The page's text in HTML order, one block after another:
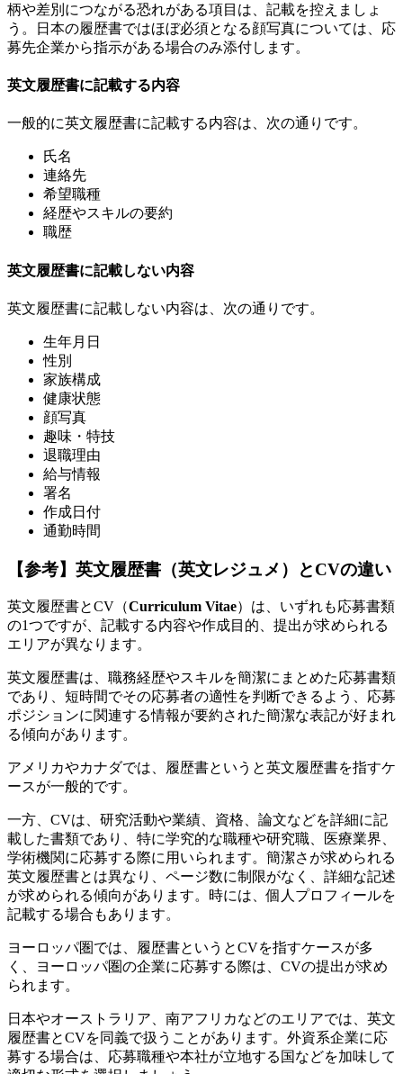
柄や差別につながる恐れがある項目は、記載を控えましょ
う。日本の履歴書ではほぼ必須となる顔写真については、応
募先企業から指示がある場合のみ添付します。
英文履歴書に記載する内容
一般的に英文履歴書に記載する内容は、次の通りです。
氏名
連絡先
希望職種
経歴やスキルの要約
職歴
英文履歴書に記載しない内容
英文履歴書に記載しない内容は、次の通りです。
生年月日
性別
家族構成
健康状態
顔写真
趣味・特技
退職理由
給与情報
署名
作成日付
通勤時間
【参考】英文履歴書（英文レジュメ）とCVの違い
英文履歴書とCV（Curriculum Vitae）は、いずれも応募書類
の1つですが、記載する内容や作成目的、提出が求められる
エリアが異なります。
英文履歴書は、職務経歴やスキルを簡潔にまとめた応募書類
であり、短時間でその応募者の適性を判断できるよう、応募
ポジションに関連する情報が要約された簡潔な表記が好まれ
る傾向があります。
アメリカやカナダでは、履歴書というと英文履歴書を指すケ
ースが一般的です。
一方、CVは、研究活動や業績、資格、論文などを詳細に記
載した書類であり、特に学究的な職種や研究職、医療業界、
学術機関に応募する際に用いられます。簡潔さが求められる
英文履歴書とは異なり、ページ数に制限がなく、詳細な記述
が求められる傾向があります。時には、個人プロフィールを
記載する場合もあります。
ヨーロッパ圏では、履歴書というとCVを指すケースが多
く、ヨーロッパ圏の企業に応募する際は、CVの提出が求め
られます。
日本やオーストラリア、南アフリカなどのエリアでは、英文
履歴書とCVを同義で扱うことがあります。外資系企業に応
募する場合は、応募職種や本社が立地する国などを加味して